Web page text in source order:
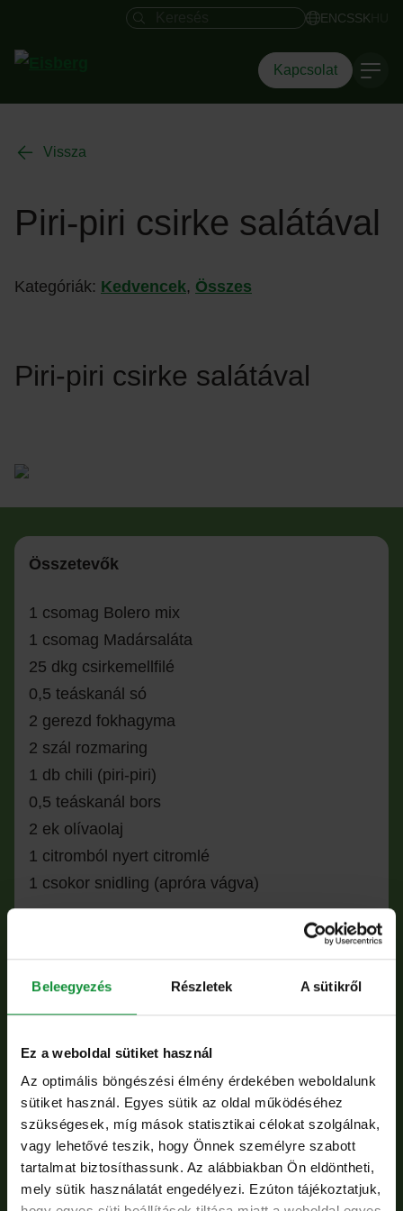
Beleegyezés Részletek A sütikről
Ez a weboldal sütiket használ
Az optimális böngészési élmény érdekében weboldalunk
sütiket használ. Egyes sütik az oldal működéséhez
szükségesek, míg mások statisztikai célokat szolgálnak,
vagy lehetővé teszik, hogy Önnek személyre szabott
tartalmat biztosíthassunk. Az alábbiakban Ön eldöntheti,
mely sütik használatát engedélyezi. Ezúton tájékoztatjuk,
Keresés mező ENCSSK
Kapcsolat
Vissza
Piri-piri csirke salátával
Kategóriák: Kedvencek, Összes
Piri-piri csirke salátával
Összetevők
1 csomag Bolero mix
1 csomag Madársaláta
25 dkg csirkemellfilé
0,5 teáskanál só
2 gerezd fokhagyma
2 szál rozmaring
1 db chili (piri-piri)
0,5 teáskanál bors
2 ek olívaolaj
1 citromból nyert citromlé
1 csokor snidling (apróra vágva)
A fűszereket összekeverjük a citromlével és az
felforrósított serpenyőben aranybarnára sütjük,
majd kivesszük, hagyjuk egy kicsit pihenni, és
szeletekre vágjuk. A citromot és az olívaolajat
összekeverjük a friss fűszerekkel és egy csipet
sóval, majd a salátakeverékkel alaposan
összeforgatjuk.